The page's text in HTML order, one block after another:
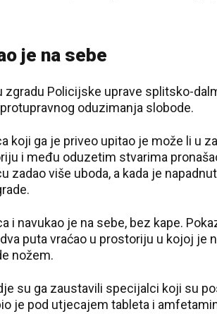
je na sebe
Policijske uprave splitsko-
oduzimanja slobode.
ga je priveo upitao je može li u
i među oduzetim stvarima
zadao više uboda, a kada je
navukao je na sebe, bez kape.
puta vraćao u prostoriju u kojoj je
nožem.
su ga zaustavili specijalci koji su
je pod utjecajem tableta i